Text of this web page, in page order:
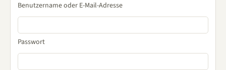
Benutzername oder E-Mail-Adresse
Passwort